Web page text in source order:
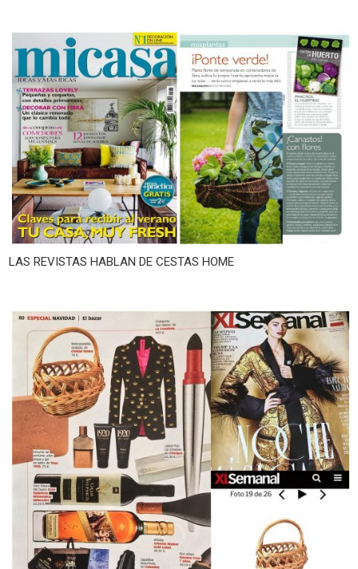
LAS REVISTAS HABLAN DE CESTAS HOME